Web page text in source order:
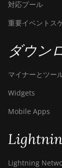
対応プール
重要イベントス
ダウン
マイナーとツー
Widgets
Mobile Apps
Lightning